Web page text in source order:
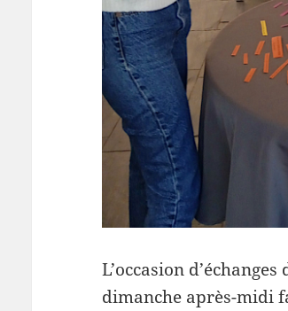
L’occasion
dimanche après-midi